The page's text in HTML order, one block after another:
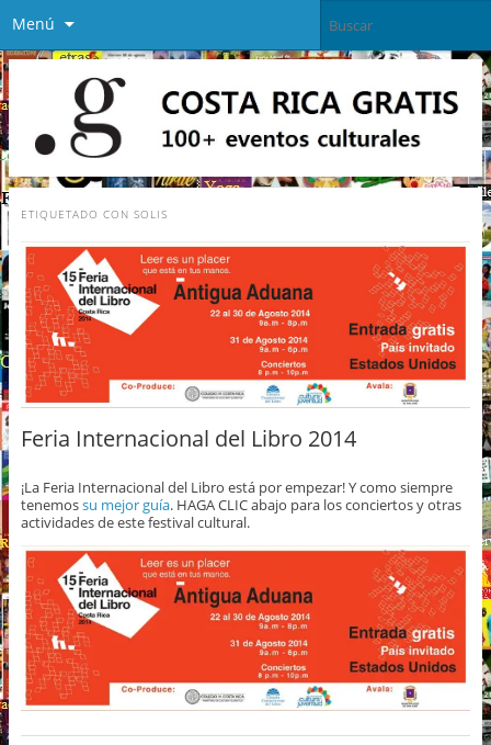
Menú
ETIQUETADO CON SOLIS
Feria Internacional del Libro 2014
¡La Feria Internacio​nal del Libro está por empezar! Y como siempre
tenemossu mejor guía. HAGA CLIC abajo para los conciertos y otras
actividades de este festival cultural.